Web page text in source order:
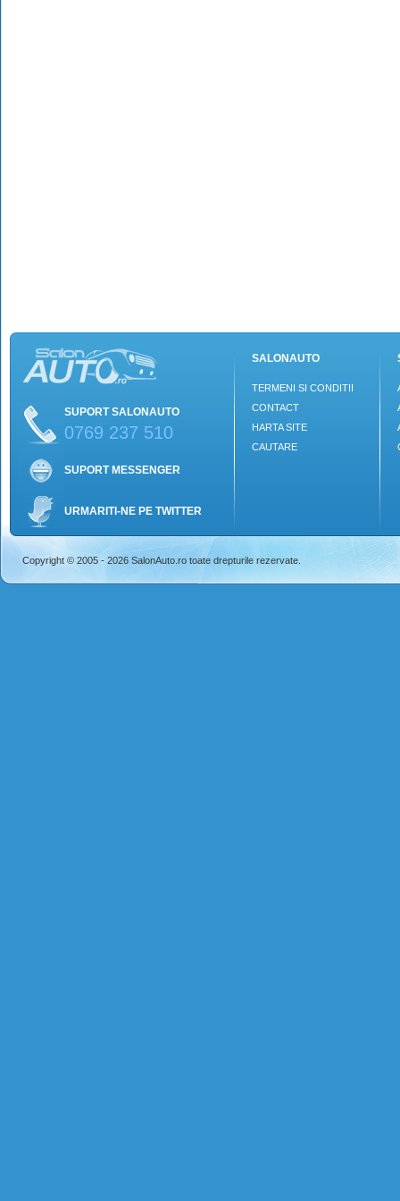
SUPORT SALONAUTO
0769 237 510
SUPORT MESSENGER
URMARITI-NE PE TWITTER
SALONAUTO
TERMENI SI CONDITII
CONTACT
HARTA SITE
CAUTARE
Copyright © 2005 - 2026 SalonAuto.ro toate drepturile rezervate.